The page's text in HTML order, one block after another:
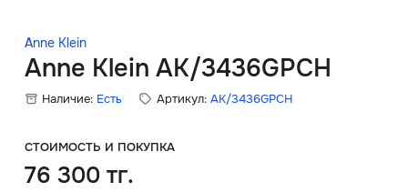
Anne Klein
Anne Klein AK/3436GPCH
Наличие: Есть Артикул: AK/3436GPCH
СТОИМОСТЬ И ПОКУПКА
76 300 тг.
Главная
О нас